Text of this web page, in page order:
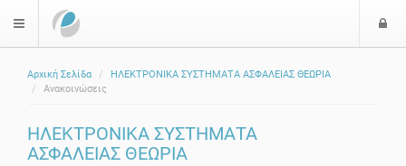
$langMenu
Αρχική Σελίδα
ΗΛΕΚΤΡΟΝΙΚΑ ΣΥΣΤΗΜΑΤΑ ΑΣΦΑΛΕΙΑΣ ΘΕΩΡΙΑ
Ανακοινώσεις
ΗΛΕΚΤΡΟΝΙΚΑ ΣΥΣΤΗΜΑΤΑ
ΑΣΦΑΛΕΙΑΣ ΘΕΩΡΙΑ